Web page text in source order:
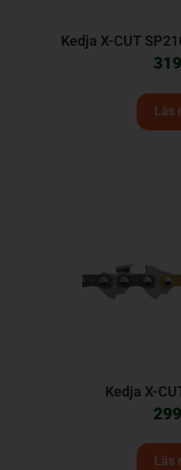
Kedja X-CUT
319
Läs
Kedja X-
299
Läs